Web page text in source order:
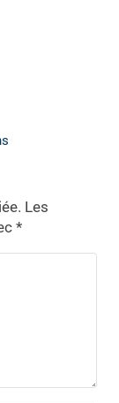
Les
*